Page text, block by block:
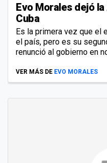
Evo Morales dejó
Cuba
Es la primera vez que el
el país, pero es su
renunció al gobierno en
VER MÁS DE EVO MORALES